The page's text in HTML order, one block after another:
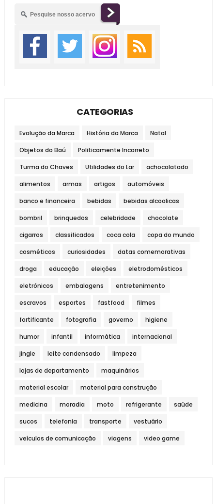
CATEGORIAS
Evolução da Marca História da Marca Natal
Objetos do Baú Politicamente Incorreto
Turma do Chaves Utilidades do Lar achocolatado
alimentos armas artigos automóveis
banco e financeira bebidas bebidas alcoolicas
bombril brinquedos celebridade chocolate
cigarros classificados coca cola copa do mundo
cosméticos curiosidades datas comemorativas
droga educação eleições eletrodomésticos
eletrônicos embalagens entretenimento
escravos esportes fastfood filmes
fortificante fotografia governo higiene
humor infantil informática internacional
jingle leite condensado limpeza
lojas de departamento maquinários
material escolar material para construção
medicina moradia moto refrigerante saúde
sucos telefonia transporte vestuário
veículos de comunicação viagens video game